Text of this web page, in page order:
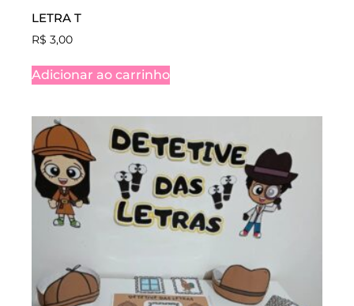
LETRA T
R$ 3,00
Adicionar ao carrinho